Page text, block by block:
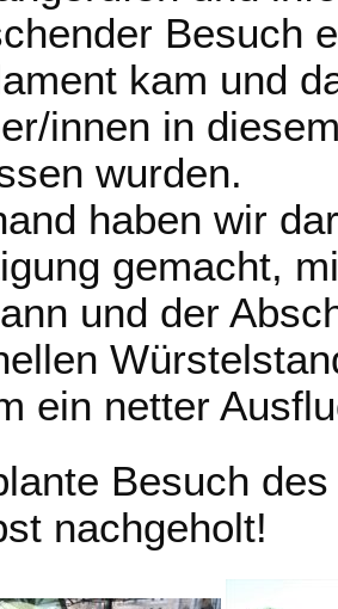
Besuch
kam und
innen in
wurden.
haben wir
gemacht,
und der
ein netter
Besuch
nachgeholt!